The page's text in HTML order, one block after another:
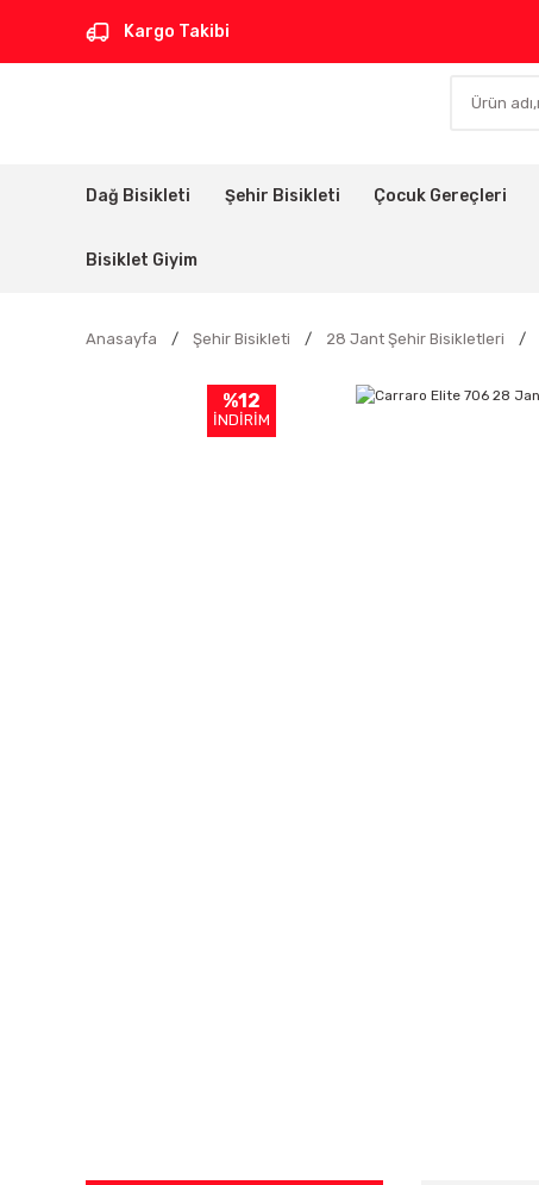
Kargo Takibi
Dağ Bisikleti Şehir Bisikleti Çocuk Gereçleri
Bisiklet Giyim
Anasayfa Şehir Bisikleti 28 Jant Şehir Bisikletleri
%12
İNDİRİM